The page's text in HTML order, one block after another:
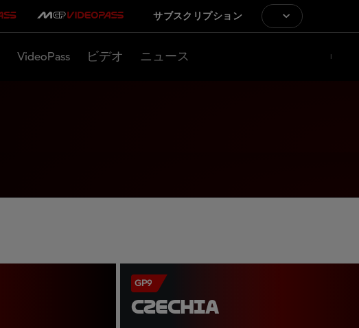
サブスクリプション
VideoPass ビデオ ニュース
GP9
CZECHIA